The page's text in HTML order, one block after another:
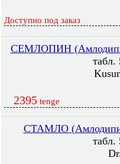
Доступно под заказ
СЕМЛОПИН
табл.
2395 tenge
СТАМЛО
табл.